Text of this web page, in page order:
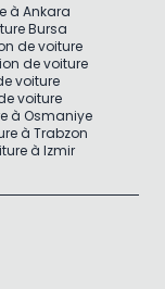
à Ankara
Bursa
de voiture
de voiture
voiture
voiture
à Osmaniye
à Trabzon
à Izmir